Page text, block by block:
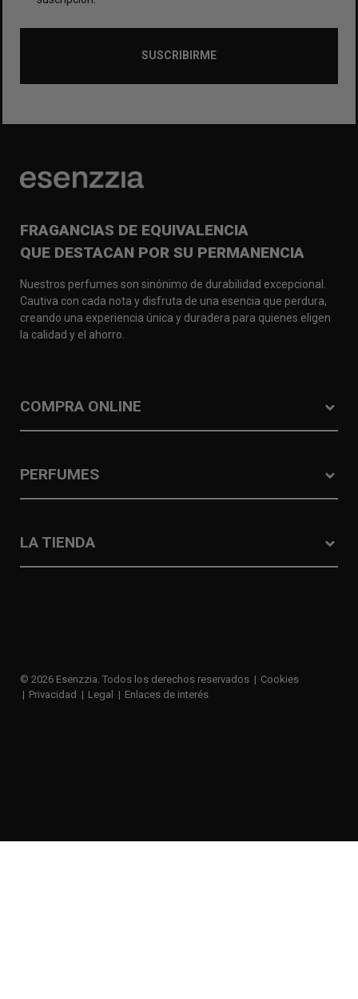
SUSCRIBIRME
FRAGANCIAS DE EQUIVALENCIA
QUE DESTACAN POR SU PERMANENCIA
Nuestros perfumes son sinónimo de durabilidad excepcional.
Cautiva con cada nota y disfruta de una esencia que perdura,
creando una experiencia única y duradera para quienes eligen
la calidad y el ahorro.
COMPRA ONLINE
PERFUMES
LA TIENDA
© 2026 Esenzzia. Todos los derechos reservados
Cookies
Privacidad
Legal Enlaces de interés